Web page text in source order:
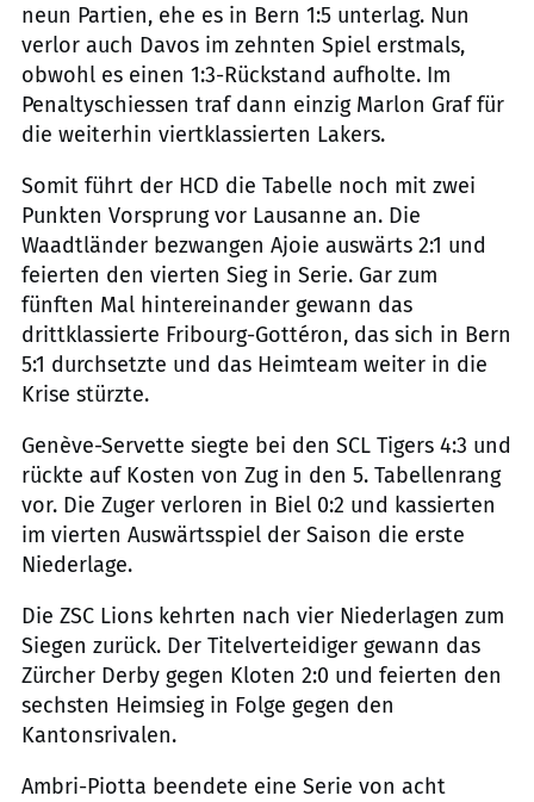
neun Partien, ehe es in Bern 1:5 unterlag. Nun
verlor auch Davos im zehnten Spiel erstmals,
obwohl es einen 1:3-Rückstand aufholte. Im
Penaltyschiessen traf dann einzig Marlon Graf für
die weiterhin viertklassierten Lakers.
Somit führt der HCD die Tabelle noch mit zwei
Punkten Vorsprung vor Lausanne an. Die
Waadtländer bezwangen Ajoie auswärts 2:1 und
feierten den vierten Sieg in Serie. Gar zum
fünften Mal hintereinander gewann das
drittklassierte Fribourg-Gottéron, das sich in Bern
5:1 durchsetzte und das Heimteam weiter in die
Krise stürzte.
Genève-Servette siegte bei den SCL Tigers 4:3 und
rückte auf Kosten von Zug in den 5. Tabellenrang
vor. Die Zuger verloren in Biel 0:2 und kassierten
im vierten Auswärtsspiel der Saison die erste
Niederlage.
Die ZSC Lions kehrten nach vier Niederlagen zum
Siegen zurück. Der Titelverteidiger gewann das
Zürcher Derby gegen Kloten 2:0 und feierten den
sechsten Heimsieg in Folge gegen den
Kantonsrivalen.
Ambri-Piotta beendete eine Serie von acht